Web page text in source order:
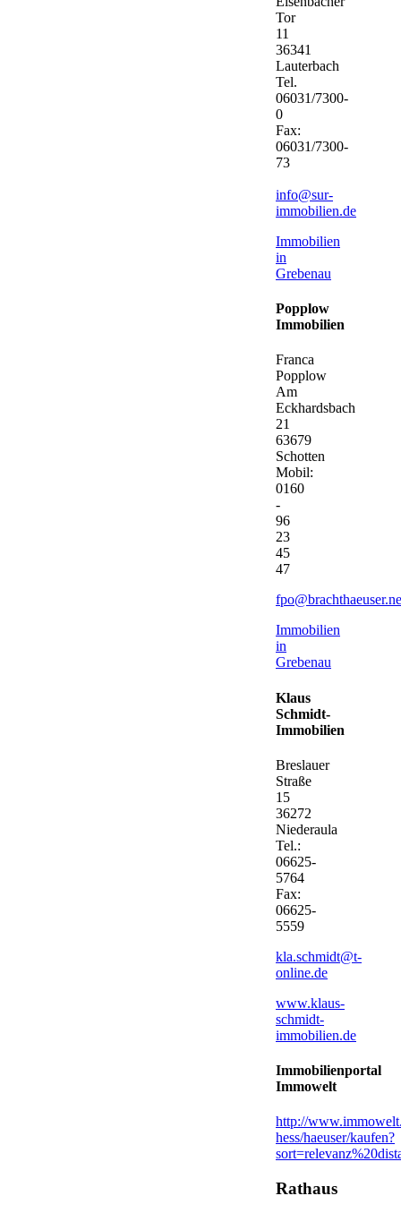
Tor
11
36341
Lauterbach
Tel.
06031/7300-
0
Fax:
06031/7300-
73
info@sur-
immobilien.de
Immobilien
in
Grebenau
Popplow
Immobilien
Franca
Popplow
Am
Eckhardsbach
21
63679
Schotten
Mobil:
0160
-
96
23
45
47
Immobilien
in
Grebenau
Klaus
Schmidt-
Immobilien
Breslauer
Straße
15
36272
Niederaula
Tel.:
06625-
5764
Fax:
06625-
5559
kla.schmidt@t-
online.de
www.klaus-
schmidt-
immobilien.de
Immobilienportal
Immowelt
http://
hess/haeuser/kaufen?
Rathaus